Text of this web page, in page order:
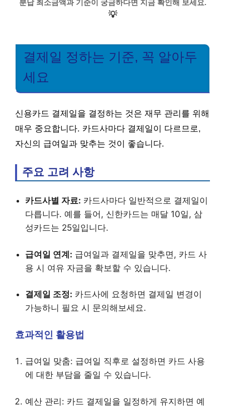
분납 최소금액과 기준이 궁금하다면 지금 확인해 보세요.
💡
결제일 정하는 기준, 꼭 알아두
세요
신용카드 결제일을 결정하는 것은 재무 관리를 위해
매우 중요합니다. 카드사마다 결제일이 다르므로,
자신의 급여일과 맞추는 것이 좋습니다.
주요 고려 사항
카드사별 자료: 카드사마다 일반적으로 결제일이
다릅니다. 예를 들어, 신한카드는 매달 10일, 삼
성카드는 25일입니다.
급여일 연계: 급여일과 결제일을 맞추면, 카드 사
용 시 여유 자금을 확보할 수 있습니다.
결제일 조정: 카드사에 요청하면 결제일 변경이
가능하니 필요 시 문의해보세요.
효과적인 활용법
급여일 맞춤: 급여일 직후로 설정하면 카드 사용
에 대한 부담을 줄일 수 있습니다.
예산 관리: 카드 결제일을 일정하게 유지하면 예